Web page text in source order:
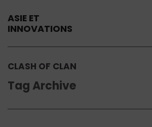
ASIE ET
INNOVATIONS
CLASH OF CLAN
Tag Archive